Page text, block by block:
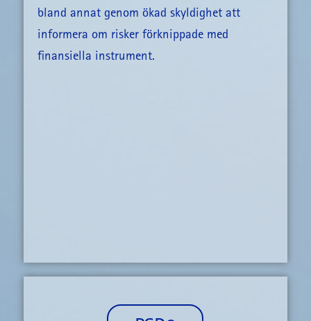
bland annat genom ökad skyldighet att
informera om risker förknippade med
finansiella instrument.